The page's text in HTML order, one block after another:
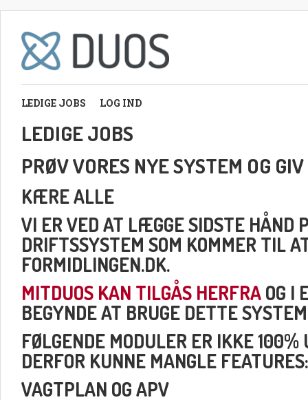
LEDIGE JOBS LOG IND
LEDIGE JOBS
PRØV VORES NYE SYSTEM OG
KÆRE ALLE
VI ER VED AT LÆGGE SIDSTE HÅND
DRIFTSSYSTEM SOM KOMMER TIL
FORMIDLINGEN.DK.
MITDUOS KAN TILGÅS HERFRAOG I
BEGYNDE AT BRUGE DETTE
FØLGENDE MODULER ER IKKE 100%
DERFOR KUNNE MANGLE FEATURES:
VAGTPLAN OG APV